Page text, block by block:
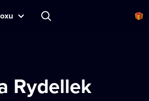
Rydellek